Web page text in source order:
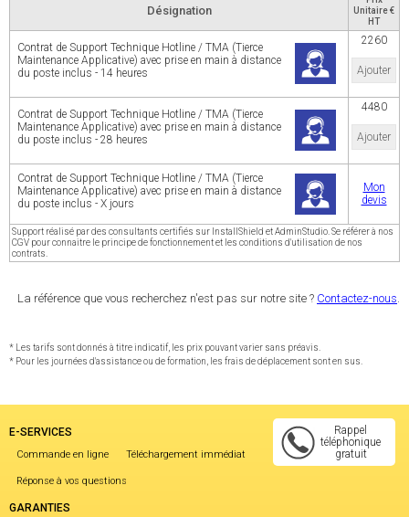
Désignation
Unitaire €
HT
Contrat de Support Technique Hotline / TMA (Tierce
Maintenance Applicative) avec prise en main à distance
du poste inclus - 14 heures
2260
Ajouter
Contrat de Support Technique Hotline / TMA (Tierce
Maintenance Applicative) avec prise en main à distance
du poste inclus - 28 heures
4480
Ajouter
Contrat de Support Technique Hotline / TMA (Tierce
Maintenance Applicative) avec prise en main à distance
du poste inclus - X jours
Mon
devis
Support réalisé par des consultants certifiés sur InstallShield et AdminStudio. Se référer à nos
CGV pour connaitre le principe de fonctionnement et les conditions d'utilisation de nos
contrats.
La référence que vous recherchez n'est pas sur notre site ? Contactez-nous.
* Les tarifs sont donnés à titre indicatif, les prix pouvant varier sans préavis.
* Pour les journées d'assistance ou de formation, les frais de déplacement sont en sus.
Rappel
téléphonique
gratuit
E-SERVICES
Commande en ligne Téléchargement immédiat
Réponse à vos questions
GARANTIES